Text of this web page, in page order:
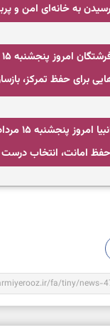
به خانه‌ای امن و
برای حفظ تمرکز،
امانت، انتخاب